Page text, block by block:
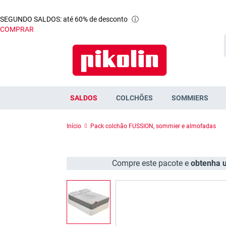
SEGUNDO SALDOS: até 60% de desconto ⓘ
COMPRAR
SALDOS COLCHÕES SOMMIERS
Início Pack colchão FUSSION, sommier e almofadas
Compre este pacote e obtenha
para
o